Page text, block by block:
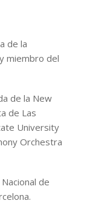
de la
miembro del
de la New
de Las
University
Orchestra
de